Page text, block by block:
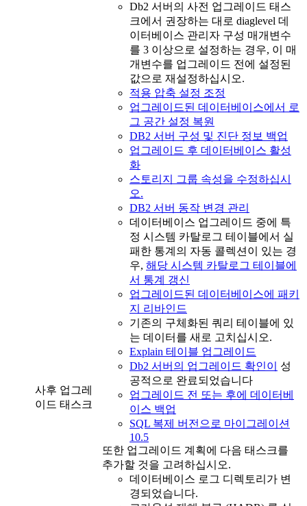
사후 업그레
이드 태스크
Db2 서버의 사전 업그레이드 태스
크에서 권장하는 대로 diaglevel 데
이터베이스 관리자 구성 매개변수
를 3 이상으로 설정하는 경우, 이 매
개변수를 업그레이드 전에 설정된
값으로 재설정하십시오.
적용 압축 설정 조정
업그레이드된 데이터베이스에서 로
그 공간 설정 복원
DB2 서버 구성 및 진단 정보 백업
업그레이드 후 데이터베이스 활성
화
스토리지 그룹 속성을 수정하십시
오.
DB2 서버 동작 변경 관리
데이터베이스 업그레이드 중에 특
정 시스템 카탈로그 테이블에서 실
패한 통계의 자동 콜렉션이 있는 경
우, 해당 시스템 카탈로그 테이블에
서 통계 갱신
업그레이드된 데이터베이스에 패키
지 리바인드
기존의 구체화된 쿼리 테이블에 있
는 데이터를 새로 고치십시오.
Explain 테이블 업그레이드
Db2 서버의 업그레이드 확인이
성
공적으로 완료되었습니다
업그레이드 전 또는 후에 데이터베
이스 백업
SQL 복제 버전으로 마이그레이션
10.5
또한 업그레이드 계획에 다음 태스크를
추가할 것을 고려하십시오.
데이터베이스 로그 디렉토리가 변
경되었습니다.